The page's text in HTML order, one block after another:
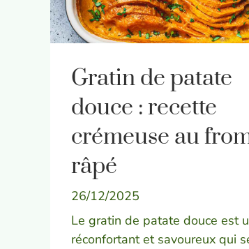
Gratin de patate
douce : recette
crémeuse au
râpé
26/12/2025
Le gratin de patate douce est
réconfortant et savoureux qui